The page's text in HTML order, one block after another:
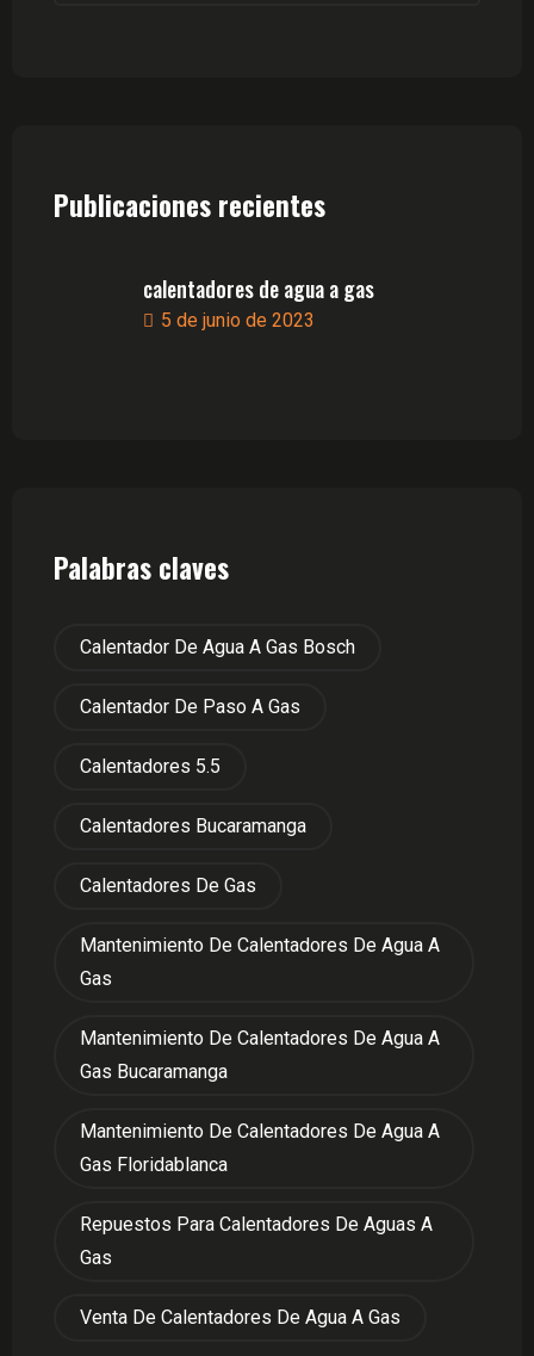
Publicaciones recientes
calentadores de agua a gas
5 de junio de 2023
Palabras claves
Calentador De Agua A Gas Bosch
Calentador De Paso A Gas
Calentadores 5.5
Calentadores Bucaramanga
Calentadores De Gas
Mantenimiento De Calentadores De Agua A
Gas
Mantenimiento De Calentadores De Agua A
Gas Bucaramanga
Mantenimiento De Calentadores De Agua A
Gas Floridablanca
Repuestos Para Calentadores De Aguas A
Gas
Venta De Calentadores De Agua A Gas